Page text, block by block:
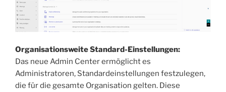
Organisationsweite Standard-Einstellungen:
Das neue Admin Center ermöglicht es
Administratoren, Standardeinstellungen festzulegen,
die für die gesamte Organisation gelten. Diese